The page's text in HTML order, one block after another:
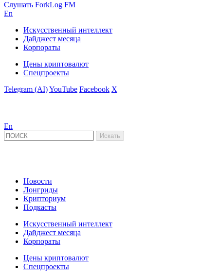
Слушать ForkLog FM
En
Искусственный интеллект
Дайджест месяца
Корпораты
Цены криптовалют
Спецпроекты
Telegram (AI)YouTube Facebook X
En
Новости
Лонгриды
Крипториум
Подкасты
Искусственный интеллект
Дайджест месяца
Корпораты
Цены криптовалют
Спецпроекты